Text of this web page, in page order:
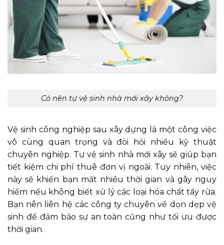
Có nên tự vệ sinh nhà mới xây không?
Vệ sinh công nghiệp sau xây dựng là một công việc
vô cùng quan trọng và đòi hỏi nhiều kỹ thuật
chuyên nghiệp. Tự vệ sinh nhà mới xây sẽ giúp bạn
tiết kiệm chi phí thuê đơn vị ngoài. Tuy nhiên, việc
này sẽ khiến bạn mất nhiều thời gian và gây nguy
hiểm nếu không biết xử lý các loại hóa chất tẩy rửa.
Bạn nên liên hệ các công ty chuyên về dọn dẹp vệ
sinh để đảm bảo sự an toàn cũng như tối ưu được
thời gian.